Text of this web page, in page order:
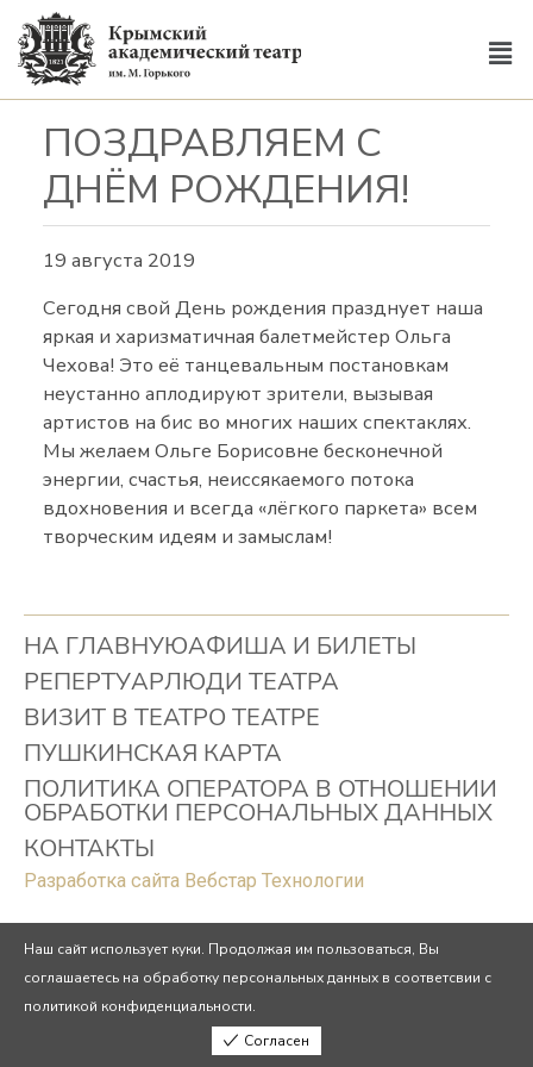
ПОЗДРАВЛЯЕМ С
ДНЁМ РОЖДЕНИЯ!
19 августа 2019
Сегодня свой День рождения празднует наша
яркая и харизматичная балетмейстер Ольга
Чехова! Это её танцевальным постановкам
неустанно аплодируют зрители, вызывая
артистов на бис во многих наших спектаклях.
Мы желаем Ольге Борисовне бесконечной
энергии, счастья, неиссякаемого потока
вдохновения и всегда «лёгкого паркета» всем
творческим идеям и замыслам!
НА ГЛАВНУЮАФИША И БИЛЕТЫ
РЕПЕРТУАРЛЮДИ ТЕАТРА
ВИЗИТ В ТЕАТРО ТЕАТРЕ
ПУШКИНСКАЯ КАРТА
ПОЛИТИКА ОПЕРАТОРА В ОТНОШЕНИИ
ОБРАБОТКИ ПЕРСОНАЛЬНЫХ ДАННЫХ
КОНТАКТЫ
Разработка сайта Вебстар Технологии
Наш сайт использует куки. Продолжая им пользоваться, Вы
соглашаетесь на обработку персональных данных в соответсвии с
политикой конфиденциальности.
Согласен